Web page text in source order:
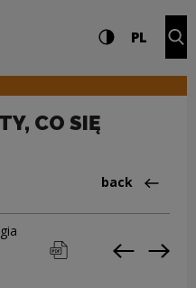
and search
High contrast
PL
CO SIĘ
Back
back
print pobierz Previous